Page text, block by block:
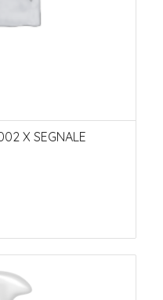
X SEGNALE